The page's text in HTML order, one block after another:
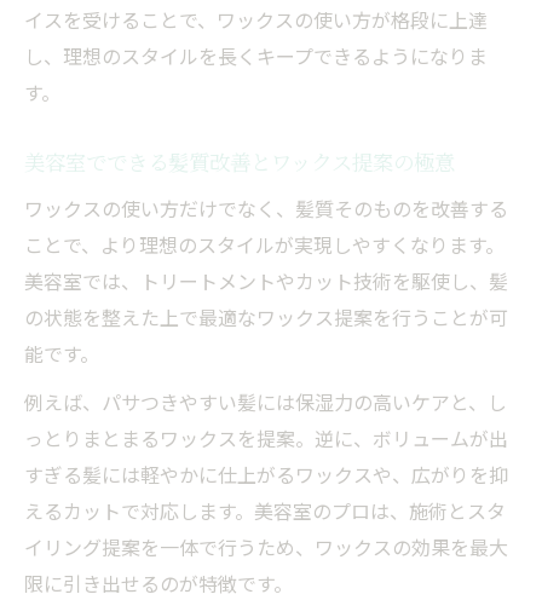
イスを受けることで、ワックスの使い方が格段に上達
し、理想のスタイルを長くキープできるようになりま
す。
美容室でできる髪質改善とワックス提案の極意
ワックスの使い方だけでなく、髪質そのものを改善する
ことで、より理想のスタイルが実現しやすくなります。
美容室では、トリートメントやカット技術を駆使し、髪
の状態を整えた上で最適なワックス提案を行うことが可
能です。
例えば、パサつきやすい髪には保湿力の高いケアと、し
っとりまとまるワックスを提案。逆に、ボリュームが出
すぎる髪には軽やかに仕上がるワックスや、広がりを抑
えるカットで対応します。美容室のプロは、施術とスタ
イリング提案を一体で行うため、ワックスの効果を最大
限に引き出せるのが特徴です。